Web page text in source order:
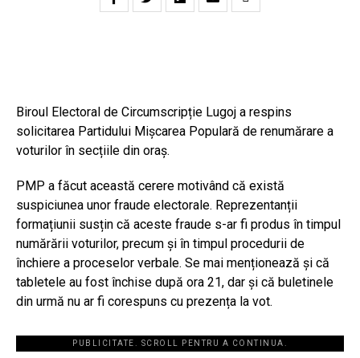
Biroul Electoral de Circumscripție Lugoj a respins
solicitarea Partidului Mișcarea Populară de renumărare a
voturilor în secțiile din oraș.
PMP a făcut această cerere motivând că există
suspiciunea unor fraude electorale. Reprezentanții
formațiunii susțin că aceste fraude s-ar fi produs în timpul
numărării voturilor, precum și în timpul procedurii de
închiere a proceselor verbale. Se mai menționează și că
tabletele au fost închise după ora 21, dar și că buletinele
din urmă nu ar fi corespuns cu prezența la vot.
PUBLICITATE. SCROLL PENTRU A CONTINUA.